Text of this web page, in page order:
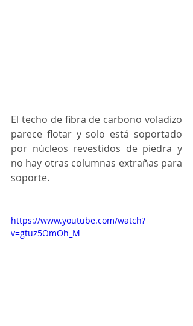
El techo de fibra de carbono voladizo
parece flotar y solo está soportado
por núcleos revestidos de piedra y
no hay otras columnas extrañas para
soporte.
https://www.youtube.com/watch?
v=gtuz5OmOh_M